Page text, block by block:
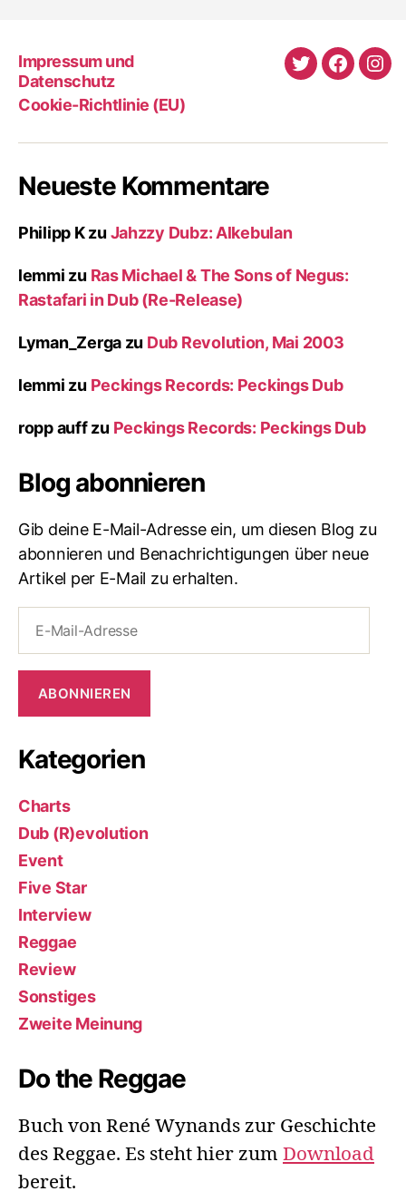
Impressum und
Datenschutz
Cookie-Richtlinie (EU)
Twitter
Neueste Kommentare
Philipp Kzu Jahzzy Dubz: Alkebulan
lemmi zu Ras Michael & The Sons of Negus:
Rastafari in Dub (Re-Release)
Lyman_Zerga zu Dub Revolution, Mai 2003
lemmi zu Peckings Records: Peckings Dub
ropp auffzu Peckings Records: Peckings Dub
Blog abonnieren
Gib deine E-Mail-Adresse ein, um diesen Blog zu
abonnieren und Benachrichtigungen über neue
Artikel per E-Mail zu erhalten.
Mail-
ABONNIEREN
Kategorien
Charts
Dub (R)evolution
Event
Five Star
Interview
Reggae
Review
Sonstiges
Zweite Meinung
Do the Reggae
Buch von René Wynands zur Geschichte
des Reggae. Es steht hier zum Download
bereit.